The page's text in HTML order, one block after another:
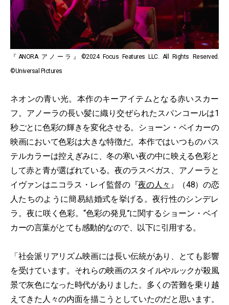
『ANORA アノーラ』©2024 Focus Features LLC. All Rights Reserved.
©Universal Pictures
ネオンの青い光。本作のキーアイテムとなる赤いスカー
フ。アノーラの長い髪に織り交ぜられたスパンコールは1
秒ごとに色彩の輝きを変化させる。ショーン・ベイカーの
映画において色彩は大きな特徴だ。本作ではいつものパス
テルカラーは控えぎみに、冬の寒い夜の中に映える色彩と
して赤と青が選ばれている。夜のラスベガス、アノーラと
イヴァンはニコラス・レイ監督の『夜の人々 』（48）の恋
人たちのように簡易結婚式を挙げる。夜行性のシンデレ
ラ。夜に咲く色彩。“色彩の発見”に関するショーン・ベイ
カーの言葉がとても感動的なので、以下に引用する。
「社会派リアリズム映画には長い伝統があり、とても影響
を受けています。それらの映画のスタイルやルックが殺風
景で灰色になった時代がありました。多くの苦難を乗り越
えてきた人々の内面を描こうとしていたのだと思います。